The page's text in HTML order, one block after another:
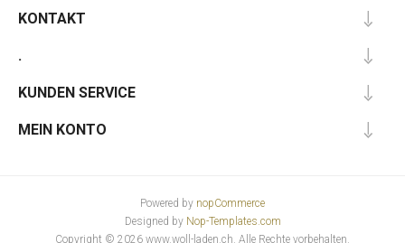
KONTAKT
.
KUNDEN SERVICE
MEIN KONTO
Powered by nopCommerce
Designed by Nop-Templates.com
Copyright © 2026 www.woll-laden.ch. Alle Rechte vorbehalten.